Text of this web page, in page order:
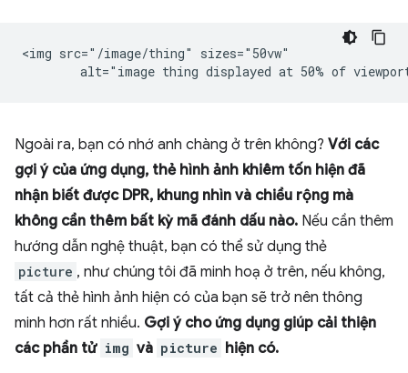
<img src="/image/thing" sizes="50vw"
Ngoài ra, bạn có nhớ anh chàng ở trên không? Với các
gợi ý của ứng dụng, thẻ hình ảnh khiêm tốn hiện đã
nhận biết được DPR, khung nhìn và chiều rộng mà
không cần thêm bất kỳ mã đánh dấu nào. Nếu cần thêm
hướng dẫn nghệ thuật, bạn có thể sử dụng thẻ
picture , như chúng tôi đã minh hoạ ở trên, nếu không,
tất cả thẻ hình ảnh hiện có của bạn sẽ trở nên thông
minh hơn rất nhiều. Gợi ý cho ứng dụng giúp cải thiện
các phần tử img và picture hiện có.